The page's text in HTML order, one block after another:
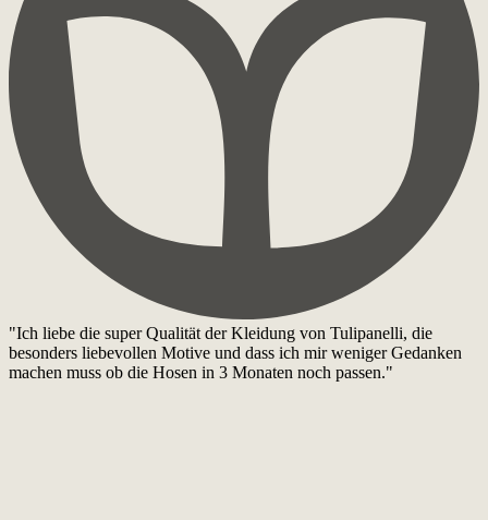
"Ich liebe die super Qualität der Kleidung von Tulipanelli, die
besonders liebevollen Motive und dass ich mir weniger Gedanken
machen muss ob die Hosen in 3 Monaten noch passen."